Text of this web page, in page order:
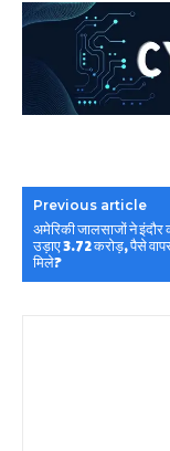
Previous article
अमेरिकी जालसाजों ने इंदौर
उड़ाए 3.72 करोड़, पैसे
मिले?